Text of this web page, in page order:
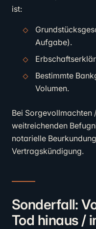
ist:
Aufgabe).
Bestimmte
Volumen.
Bei
weitreichenden
notarielle
Vertragskündigung.
Sonderfall:
Tod hinaus /